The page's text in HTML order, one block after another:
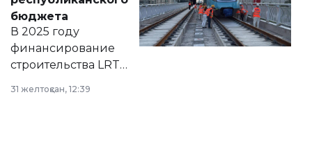
правовых актов и
на сайте маслихат
города.
бюджета
В 2025 году
финансирование
строительства LRT
республиканского
31 желтоқсан, 12:39